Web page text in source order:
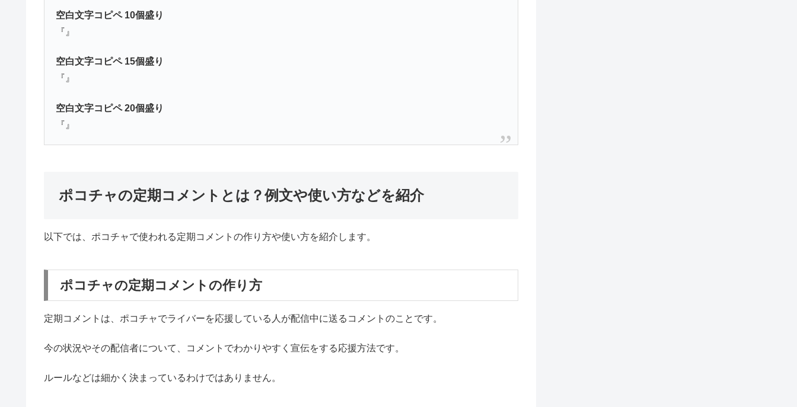
空白文字コピペ 10個盛り
『ㅤㅤㅤㅤㅤㅤㅤㅤㅤㅤ』
空白文字コピペ 15個盛り
『ㅤㅤㅤㅤㅤㅤㅤㅤㅤㅤㅤㅤㅤㅤㅤ』
空白文字コピペ20個盛り
『ㅤㅤㅤㅤㅤㅤㅤㅤㅤㅤㅤㅤㅤㅤㅤㅤㅤㅤㅤㅤ』
ポコチャの定期コメントとは？例文や使い方などを紹介
以下では、ポコチャで使われる定期コメントの作り方や使い方を紹介します。
ポコチャの定期コメントの作り方
定期コメントは、ポコチャでライバーを応援している人が配信中に送るコメントのことです。
今の状況やその配信者について、コメントでわかりやすく宣伝をする応援方法です。
ルールなどは細かく決まっているわけではありません。